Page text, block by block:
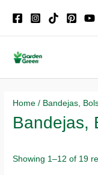
Home / Bandejas,
Bandejas,
Showing 1–12 of 19